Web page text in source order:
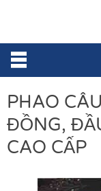
PHAO
ĐỒNG,
CAO CẤP